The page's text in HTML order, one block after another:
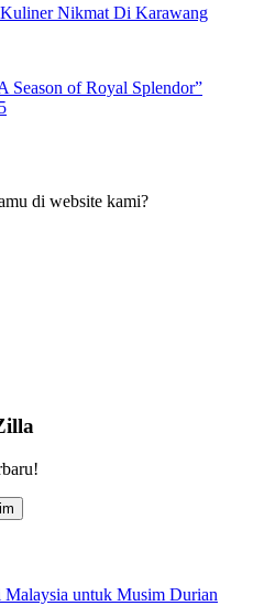
Nikmat Di Karawang
Season of Royal Splendor”
di website kami?
Malaysia untuk Musim Durian